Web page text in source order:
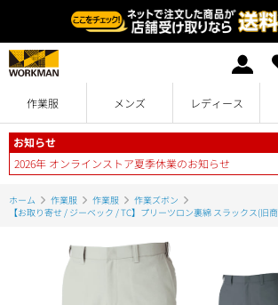
作業服 メンズ レディース
お知らせ
2026年 オンラインストア夏季休業のお知らせ
ホーム 作業服 作業服
作業ズボン
【お取り寄せ / ジーベック / TC】プリーツロン裏綿 スラックス(旧